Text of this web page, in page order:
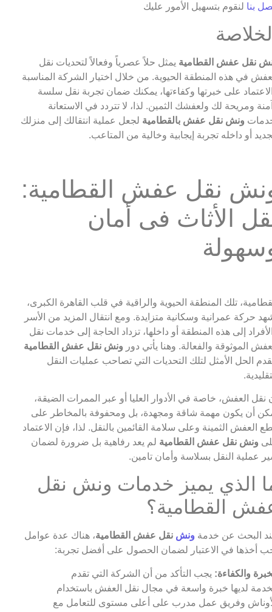
بنا لنقوم بتسهيل الأمور عليك
نقل عفش القطامية يمثل حلاً عصرياً وفعالاً لتحديات نقل
في هذه المنطقة الحيوية. من خلال اختيار الشركة المناسبة
على خبرتها وكفاءتها، يمكنك ضمان تجربة نقل سلسة
ومريحة لك ولعفشك الثمين. لذا، لا تتردد في الاستعانة
ونش نقل عفش بالقطامية لجعل عملية انتقالك إلى منزلك
أو داخله تجربة إيجابية وخالية من المتاعب.
نقل عفش القطامية:
الأثاث فى أمان
تلك المنطقة الحيوية والراقية في قلب القاهرة الكبرى،
حركة عمرانية وسكانية متزايدة. ومع انتقال المزيد من الأسر
إلى هذه المنطقة أو داخلها، تزداد الحاجة إلى خدمات نقل
الموثوقة والفعالة. وهنا يأتي دور ونش نقل عفش القطامية
الحل الأمثل لتلك التحديات التي تصاحب عمليات النقل
نقل العفش، خاصة في الأدوار العليا أو عبر الممرات الضيقة،
أن يكون مهمة شاقة ومجهدة، بل ومحفوفة بالمخاطر على
العفش الثمينة وعلى سلامة القائمين بالنقل. لذا، فإن الاعتماد
ونش نقل عفش القطامية لم يعد رفاهية بل ضرورة لضمان
عملية النقل بسلاسة وأمان تامين.
الذي يميز خدمات ونش نقل
القطامية؟
البحث عن خدمة ونش نقل عفش القطامية، هناك عدة عوامل
أخذها في الاعتبار لضمان الحصول على أفضل تجربة:
والكفاءة: يجب التأكد من أن الشركة التي تقدم
لديها خبرة واسعة في مجال نقل العفش باستخدام
وفريق عمل مدرب على أعلى مستوى للتعامل مع